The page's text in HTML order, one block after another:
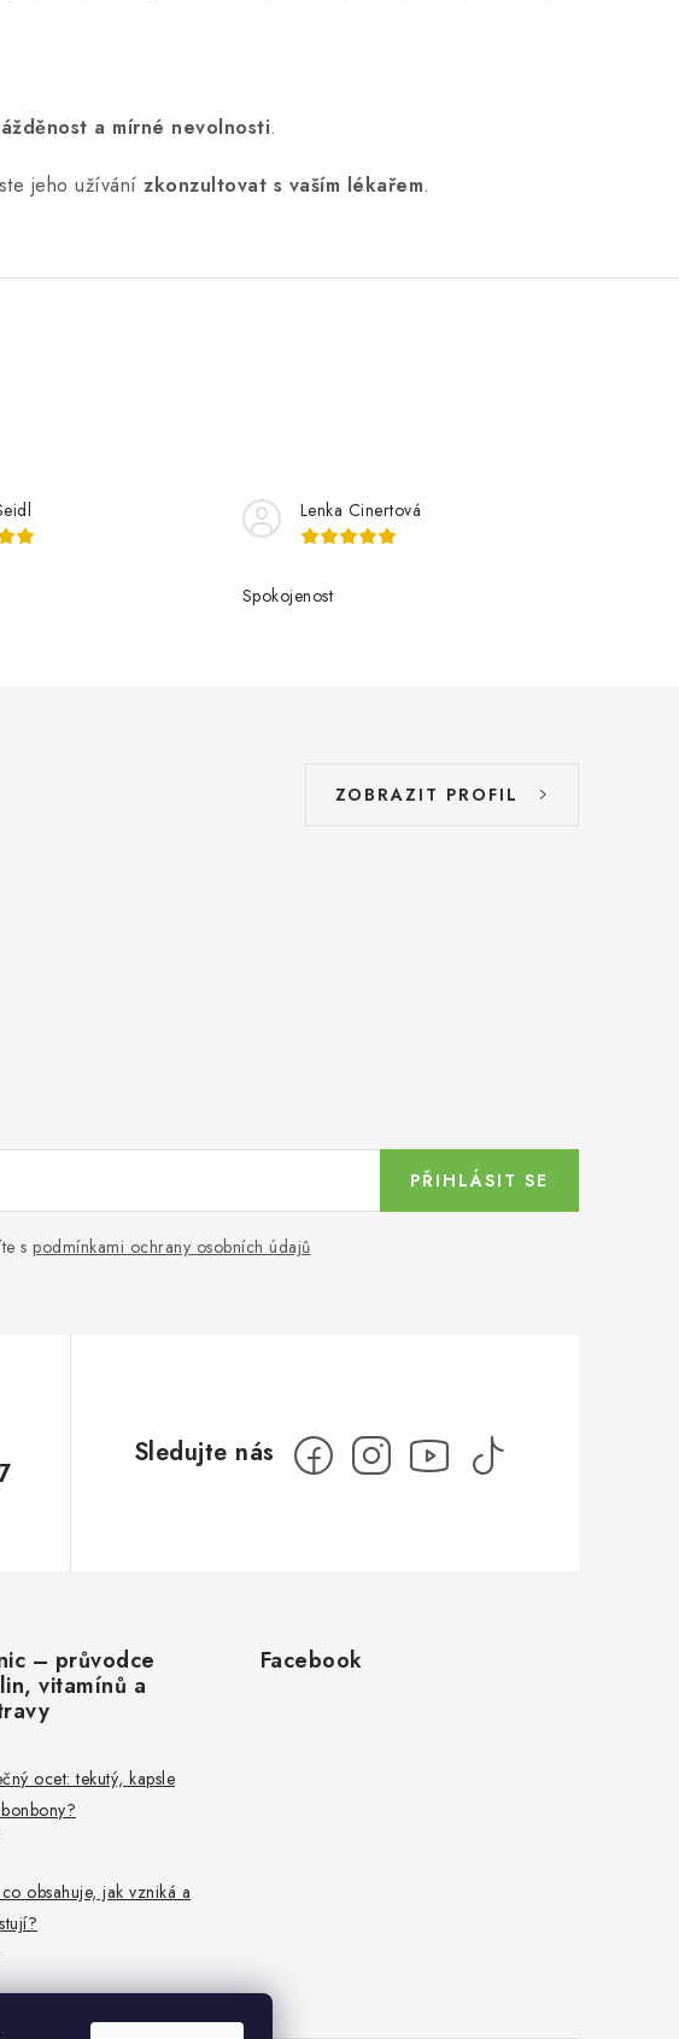
a mírné nevolnosti.
jeho užívání zkonzultovat s vaším lékařem.
Lenka Cinertová
Spokojenost
ZOBRAZIT PROFIL
s podmínkami ochrany osobních údajů
PŘIHLÁSIT SE
– průvodce
vitamínů a
ocet: tekutý, kapsle
obsahuje, jak vzniká a
Facebook